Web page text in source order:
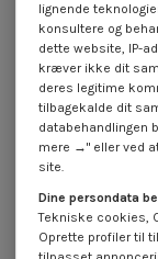
Metalplug
lignende
konsultere og
dette website, IP-
kræver ikke dit
deres legitime
tilbagekalde dit
databehandlingen
mere →" eller ved
site.
Dine persondata
Tekniske cookies,
Oprette profiler til